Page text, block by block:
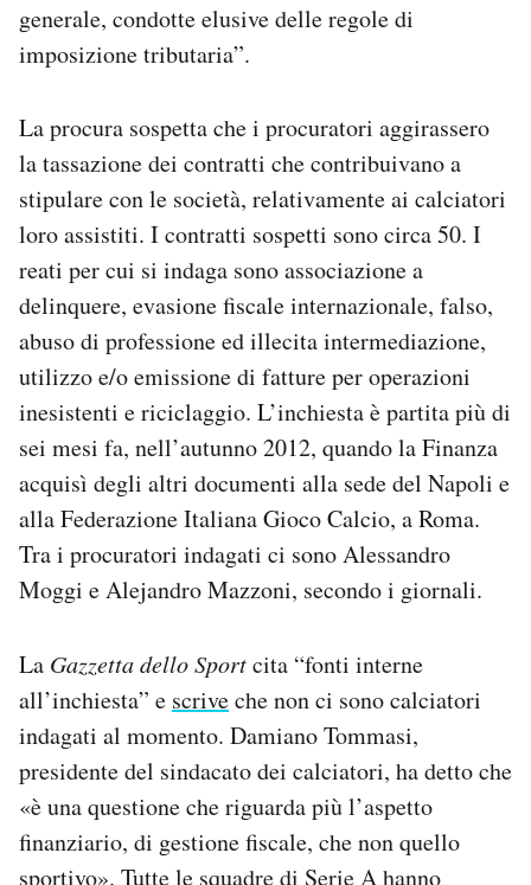
generale, condotte elusive delle regole di
imposizione tributaria”.
La procura sospetta che i procuratori aggirassero
la tassazione dei contratti che contribuivano a
stipulare con le società, relativamente ai calciatori
loro assistiti. I contratti sospetti sono circa 50. I
reati per cui si indaga sono associazione a
delinquere, evasione fiscale internazionale, falso,
abuso di professione ed illecita intermediazione,
utilizzo e/o emissione di fatture per operazioni
inesistenti e riciclaggio. L’inchiesta è partita più di
sei mesi fa, nell’autunno 2012, quando la Finanza
acquisì degli altri documenti alla sede del Napoli e
alla Federazione Italiana Gioco Calcio, a Roma.
Tra i procuratori indagati ci sono Alessandro
Moggi e Alejandro Mazzoni, secondo i giornali.
La Gazzetta dello Sportcita “fonti interne
all’inchiesta” e scriveche non ci sono calciatori
indagati al momento. Damiano Tommasi,
presidente del sindacato dei calciatori, ha detto che
«è una questione che riguarda più l’aspetto
finanziario, di gestione fiscale, che non quello
sportivo». Tutte le squadre di Serie A hanno